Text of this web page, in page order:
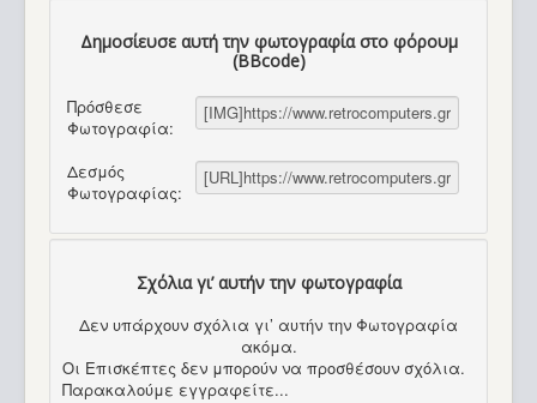
Δημοσίευσε αυτή την φωτογραφία στο φόρουμ
(BBcode)
Πρόσθεσε
Φωτογραφία:
Δεσμός
Φωτογραφίας:
Σχόλια γι’ αυτήν την φωτογραφία
Δεν υπάρχουν σχόλια γι’ αυτήν την Φωτογραφία
ακόμα.
Οι Επισκέπτες δεν μπορούν να προσθέσουν σχόλια.
Παρακαλούμε εγγραφείτε...